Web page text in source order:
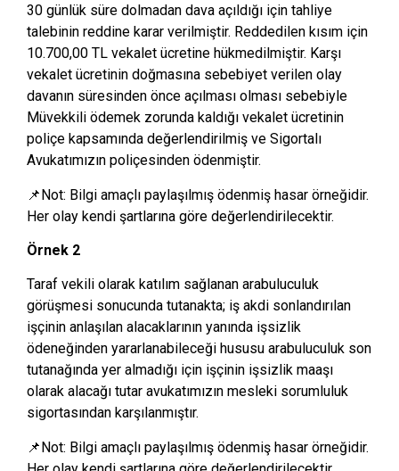
30 günlük süre dolmadan dava açıldığı için tahliye
talebinin reddine karar verilmiştir. Reddedilen kısım için
10.700,00 TL vekalet ücretine hükmedilmiştir. Karşı
vekalet ücretinin doğmasına sebebiyet verilen olay
davanın süresinden önce açılması olması sebebiyle
Müvekkili ödemek zorunda kaldığı vekalet ücretinin
poliçe kapsamında değerlendirilmiş ve Sigortalı
Avukatımızın poliçesinden ödenmiştir.
📌Not: Bilgi amaçlı paylaşılmış ödenmiş hasar örneğidir.
Her olay kendi şartlarına göre değerlendirilecektir.
Örnek 2
Taraf vekili olarak katılım sağlanan arabuluculuk
görüşmesi sonucunda tutanakta; iş akdi sonlandırılan
işçinin anlaşılan alacaklarının yanında işsizlik
ödeneğinden yararlanabileceği hususu arabuluculuk son
tutanağında yer almadığı için işçinin işsizlik maaşı
olarak alacağı tutar avukatımızın mesleki sorumluluk
sigortasından karşılanmıştır.
📌Not: Bilgi amaçlı paylaşılmış ödenmiş hasar örneğidir.